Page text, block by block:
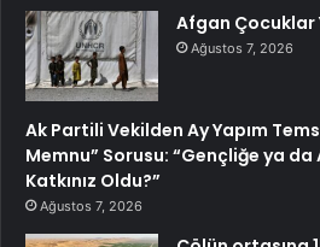
Afgan Çocuklar
Ağustos 7, 2026
Ak Partili Vekilden Ay Yapım
Memnu” Sorusu: “Gençliğe ya da
Katkınız Oldu?”
Ağustos 7, 2026